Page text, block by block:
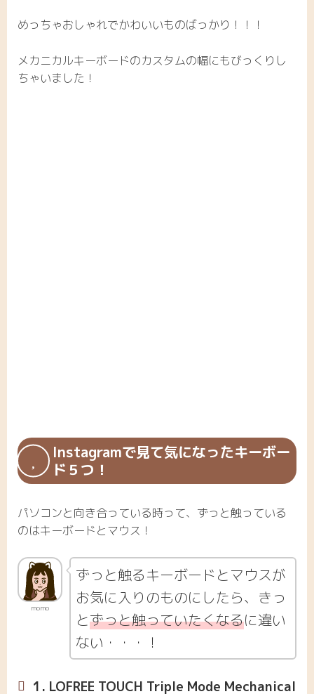
めっちゃおしゃれでかわいいものばっかり！！！
メカニカルキーボードのカスタムの幅にもびっくりし
ちゃいました！
Instagramで見て気になったキーボー
ド５つ！
パソコンと向き合っている時って、ずっと触っている
のはキーボードとマウス！
momo
ずっと触るキーボードとマウスが
お気に入りのものにしたら、きっ
とずっと触っていたくなるに違い
ない・・・！
1. LOFREE TOUCH Triple Mode Mechanical